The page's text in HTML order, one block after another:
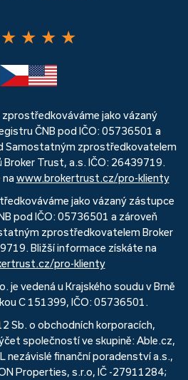
★ ★ ★ ★
jako vázaný
ČNB pod IČO: 05736501 a
Samostatným zprostředkovatelem
Trust, a.s. IČO: 26439719.
www.brokertrust.cz/pro-klienty
jako vázaný zástupce
pod IČO: 05736501 a zároveň
zprostředkovatelem Broker
Bližší informace získáte na
pro-klienty
je vedená u Krajského soudu v Brně
C 151399, IČO: 05736501.
Sb. o obchodních korporacích,
společností ve skupině: Able.cz,
nezávislé finanční poradenství a.s.,
Properties, s.r.o, IČ -27911284;